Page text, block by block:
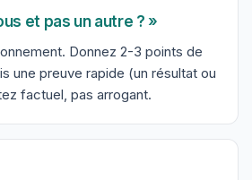
et pas un autre ? »
Donnez 2-3 points de
une preuve rapide (un résultat ou
factuel, pas arrogant.